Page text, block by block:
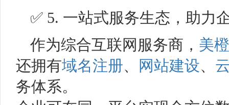
✅ 5. 一站式服务生态，助力
作为综合互联网服务商， 美
还拥有域名注册、 网站建设、
务体系。